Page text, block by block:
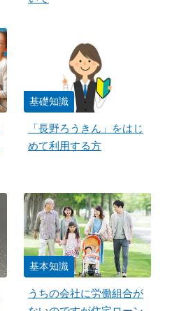
基礎知識
「長野ろうきん」をはじ
めて利用する方
基本知識
うちの会社に労働組合が